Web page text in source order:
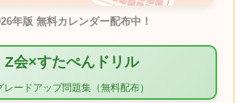
年版 無料カレンダー配布中！
Z会×すたぺんドリル
レードアップ問題集（無料配布）